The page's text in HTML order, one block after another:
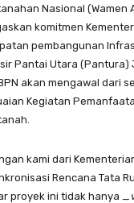
Nasional (Wamen
komitmen
pembangunan
Pantai Utara (Pantura)
akan mengawal dari
Kegiatan
kami dari
Rencana Tata
proyek ini tidak hanya _